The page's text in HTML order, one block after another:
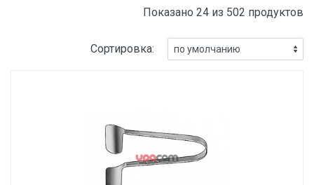
Показано 24 из 502 продуктов
Сортировка: